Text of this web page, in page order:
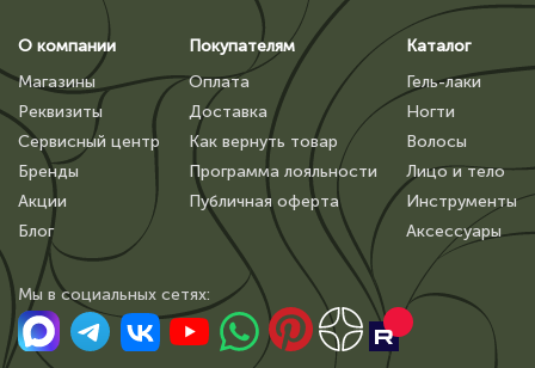
О компании
Магазины
Реквизиты
Сервисный центр
Бренды
Акции
Блог
Покупателям
Оплата
Доставка
Как вернуть товар
Программа лояльности
Публичная оферта
Каталог
Гель-лаки
Ногти
Волосы
Лицо и тело
Инструменты
Аксессуары
Мы в сoциальных сетях: